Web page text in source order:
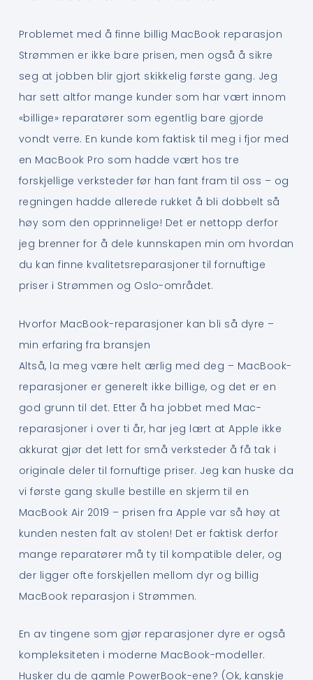
Problemet med å finne billig MacBook reparasjon
Strømmen er ikke bare prisen, men også å sikre
seg at jobben blir gjort skikkelig første gang. Jeg
har sett altfor mange kunder som har vært innom
«billige» reparatører som egentlig bare gjorde
vondt verre. En kunde kom faktisk til meg i fjor med
en MacBook Pro som hadde vært hos tre
forskjellige verksteder før han fant fram til oss – og
regningen hadde allerede rukket å bli dobbelt så
høy som den opprinnelige! Det er nettopp derfor
jeg brenner for å dele kunnskapen min om hvordan
du kan finne kvalitetsreparasjoner til fornuftige
priser i Strømmen og Oslo-området.
Hvorfor MacBook-reparasjoner kan bli så dyre –
min erfaring fra bransjen
Altså, la meg være helt ærlig med deg – MacBook-
reparasjoner er generelt ikke billige, og det er en
god grunn til det. Etter å ha jobbet med Mac-
reparasjoner i over ti år, har jeg lært at Apple ikke
akkurat gjør det lett for små verksteder å få tak i
originale deler til fornuftige priser. Jeg kan huske da
vi første gang skulle bestille en skjerm til en
MacBook Air 2019 – prisen fra Apple var så høy at
kunden nesten falt av stolen! Det er faktisk derfor
mange reparatører må ty til kompatible deler, og
der ligger ofte forskjellen mellom dyr og billig
MacBook reparasjon i Strømmen.
En av tingene som gjør reparasjoner dyre er også
kompleksiteten i moderne MacBook-modeller.
Husker du de gamle PowerBook-ene? (Ok, kanskje